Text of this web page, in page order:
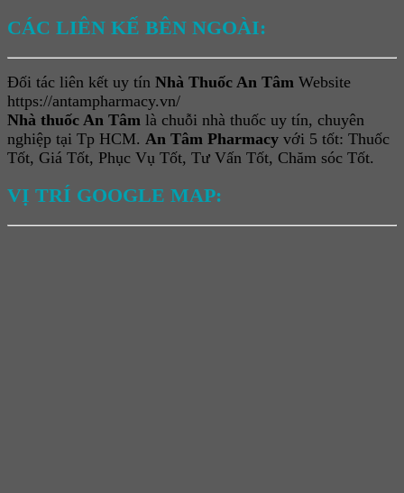
CÁC LIÊN KẾ BÊN NGOÀI:
Đối tác liên kết uy tín Nhà Thuốc An Tâm Website
https://antampharmacy.vn/
Nhà thuốc An Tâm là chuỗi nhà thuốc uy tín, chuyên
nghiệp tại Tp HCM. An Tâm Pharmacy với 5 tốt: Thuốc
Tốt, Giá Tốt, Phục Vụ Tốt, Tư Vấn Tốt, Chăm sóc Tốt.
VỊ TRÍ GOOGLE MAP: